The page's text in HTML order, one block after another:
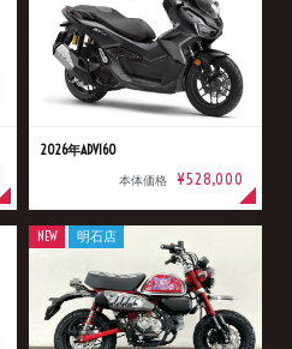
2026年ADV160
本体価格 ¥528,000
NEW 明石店